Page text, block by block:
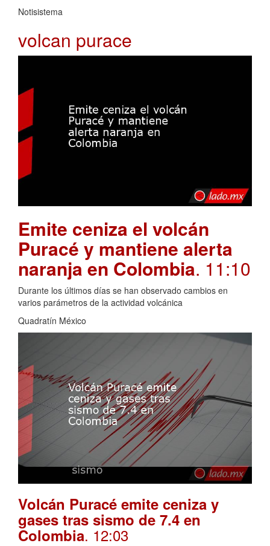
Notisistema
volcan purace
Emite ceniza el volcán
Puracé y mantiene alerta
naranja en Colombia. 11:10
Durante los últimos días se han observado cambios en
varios parámetros de la actividad volcánica
Quadratín México
Volcán Puracé emite ceniza y
gases tras sismo de 7.4 en
Colombia. 12:03